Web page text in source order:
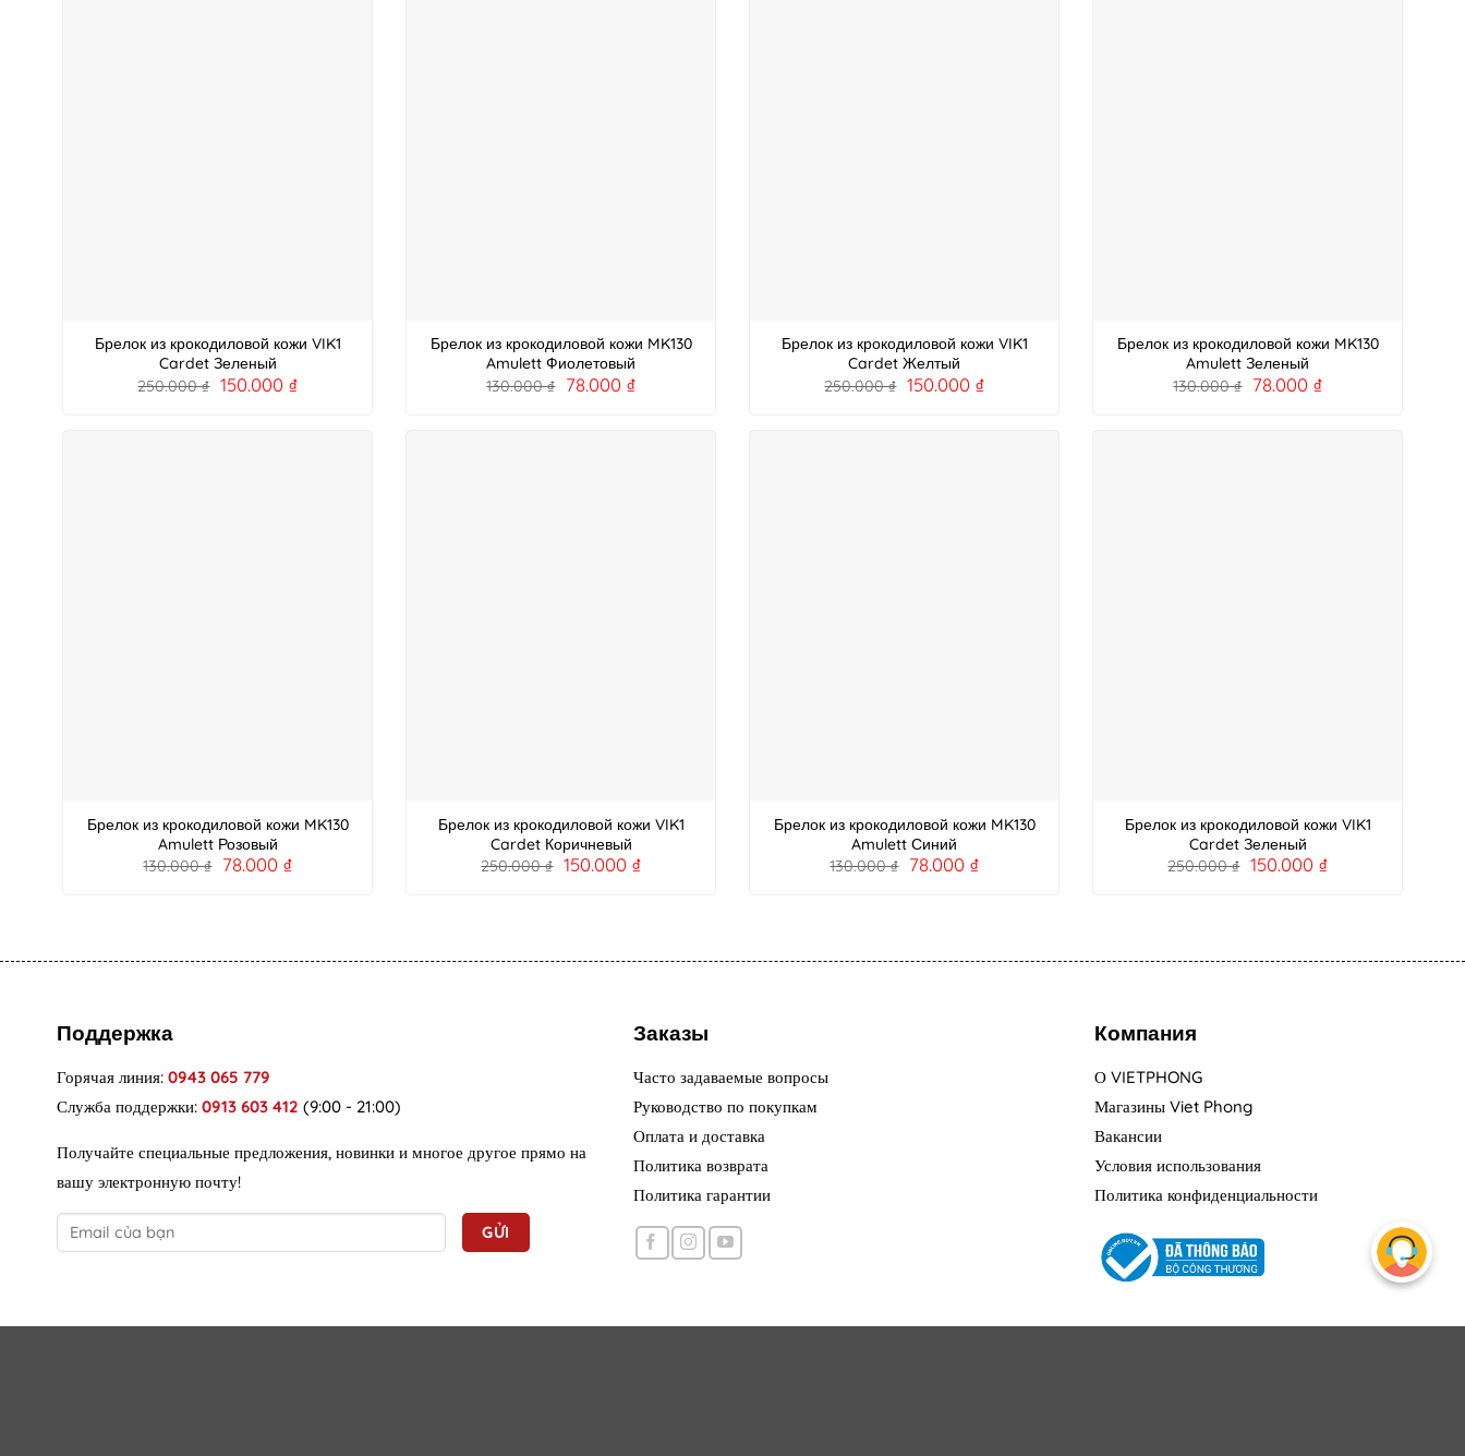
Брелок из крокодиловой кожи VIK1
Cardet Зеленый
250.000₫ 150.000 ₫
Брелок из крокодиловой кожи MK130
Amulett Фиолетовый
130.000₫ 78.000 ₫
Брелок из крокодиловой кожи VIK1
Cardet Желтый
250.000₫ 150.000 ₫
Брелок из крокодиловой кожи MK130
Amulett Зеленый
130.000₫ 78.000 ₫
Брелок из крокодиловой кожи MK130
Amulett Розовый
130.000₫ 78.000 ₫
Брелок из крокодиловой кожи VIK1
Cardet Коричневый
250.000₫ 150.000 ₫
Брелок из крокодиловой кожи MK130
Amulett Синий
130.000₫ 78.000 ₫
Брелок из крокодиловой кожи VIK1
Cardet Зеленый
250.000₫ 150.000 ₫
Поддержка
Горячая линия: 0943 065 779
Служба поддержки: 0913 603 412 (9:00 - 21:00)
Получайте специальные предложения, новинки и многое другое прямо на
вашу электронную почту!
Заказы
Часто задаваемые вопросы
Руководство по покупкам
Оплата и доставка
Политика возврата
Политика гарантии
Компания
О VIETPHONG
Магазины Viet Phong
Вакансии
Условия использования
Политика конфиденциальности